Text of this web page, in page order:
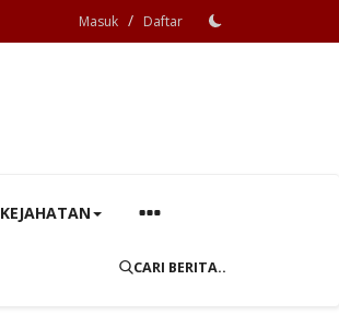
Masuk / Daftar
KEJAHATAN
CARI BERITA..